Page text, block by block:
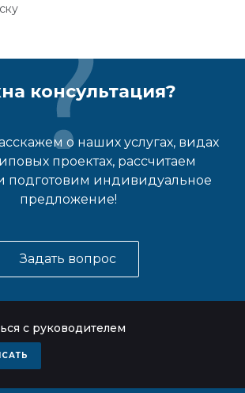
консультация?
о наших услугах, видах
проектах, рассчитаем
подготовим индивидуальное
предложение!
Задать вопрос
с руководителем